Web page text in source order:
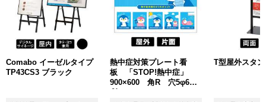
Comabo イーゼルタイプ
TP43CS3 ブラック
熱中症対策プレート看
板 「STOP!熱中症」
900×600 角R 穴5φ6カ
T型屋外スタ